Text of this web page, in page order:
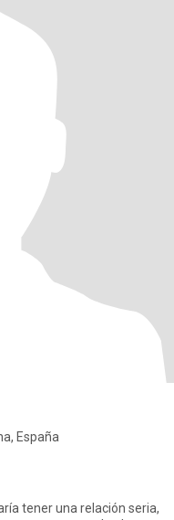
España
tener una relación seria,